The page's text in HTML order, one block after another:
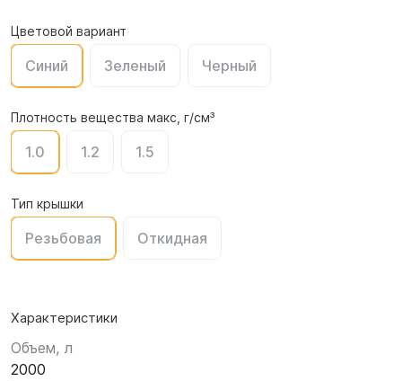
Цветовой вариант
Синий Зеленый Черный
Плотность вещества макс, г/см³
1.0 1.2 1.5
Тип крышки
Резьбовая Откидная
Характеристики
Объем, л
2000